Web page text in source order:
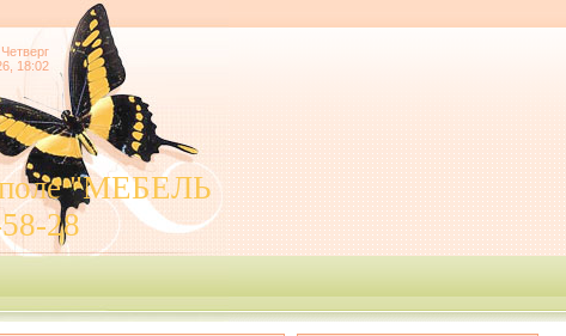
Четверг
18:02
"МЕБЕЛЬ
28